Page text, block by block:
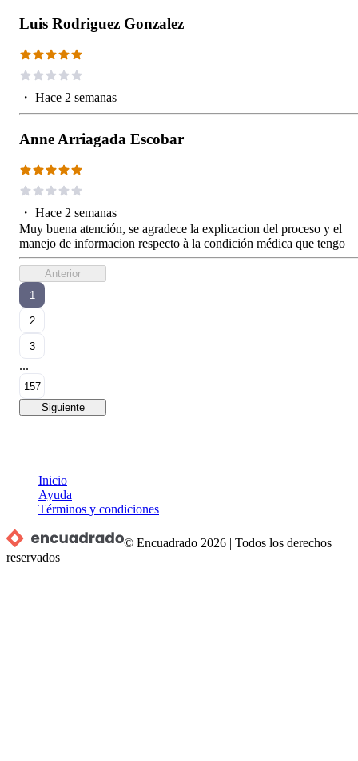
Luis Rodriguez Gonzalez
・ Hace 2 semanas
Anne Arriagada Escobar
・ Hace 2 semanas
Muy buena atención, se agradece la explicacion del proceso y el
manejo de informacion respecto à la condición médica que tengo
Anterior
1
2
3
...
157
Siguiente
Inicio
Ayuda
Términos y condiciones
© Encuadrado 2026 |Todos los derechos
reservados